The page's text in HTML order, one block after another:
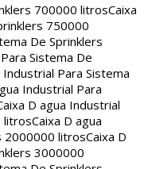
700000 litrosCaixa
750000
De Sprinklers
Sistema De
Industrial Para Sistema
Industrial Para
D agua Industrial
litrosCaixa D agua
2000000 litrosCaixa D
3000000